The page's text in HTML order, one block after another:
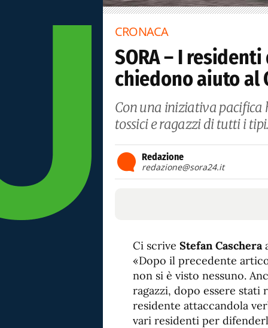
CRONACA
SORA – I
chiedono aiuto al
Con una iniziativa pacifica
tossici e ragazzi di tutti i tipi.
Redazione
redazione@sora24.it
Ci scrive Stefan Caschera
«Dopo il precedente
non si è visto nessuno.
ragazzi, dopo essere stati
residente attaccandola
vari residenti per